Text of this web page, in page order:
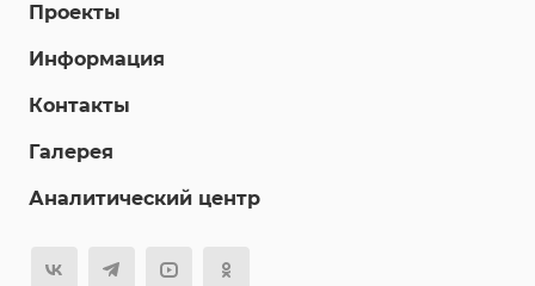
Проекты
Информация
Контакты
Галерея
Аналитический центр